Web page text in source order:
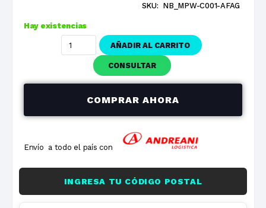
Cuota Total
1 cuotas
3 cuotas $111.778,38 $335.335,15
$55.889,19
SKU: NB_MPW-C001-AFAG
Hay existencias
AÑADIR AL CARRITO
CONSULTAR
COMPRAR AHORA
Envío a todo el país con
INGRESA TU CÓDIGO POSTAL